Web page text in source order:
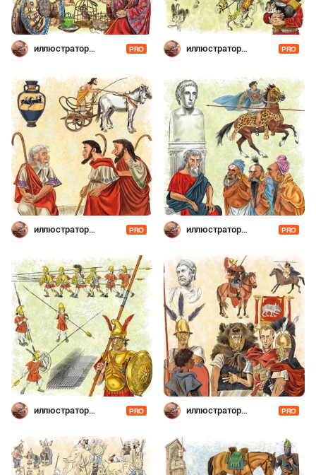
иллюстратор
PRO
иллюстратор
PRO
иллюстратор
PRO
иллюстратор
PRO
иллюстратор
PRO
иллюстратор
PRO